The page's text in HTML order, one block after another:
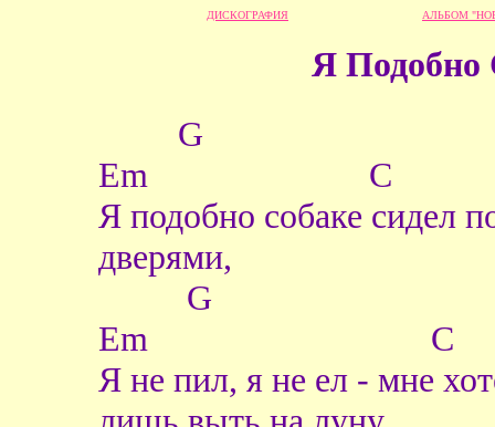
ДИСКОГРАФИЯ АЛЬБОМ
Я Подобно
G
Em C
Я подобно собаке сидел
дверями,
G
Em C
Я не пил, я не ел - мне